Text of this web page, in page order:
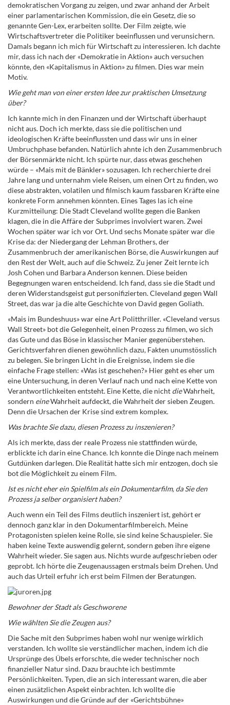
demokratischen Vorgang zu zeigen, und zwar anhand der Arbeit
einer parlamentarischen Kommission, die ein Gesetz, die so
genannte Gen-Lex, erarbeiten sollte. Der Film zeigte, wie
Wirtschaftsvertreter die Politiker beeinflussen und verunsichern.
Damals begann ich mich für Wirtschaft zu interessieren. Ich dachte
mir, dass ich nach der «Demokratie in Aktion» auch versuchen
könnte, den «Kapitalismus in Aktion» zu filmen. Dies war mein
Motiv.
Wie geht man von einer ersten Idee zur praktischen Umsetzung
über?
Ich kannte mich in den Finanzen und der Wirtschaft überhaupt
nicht aus. Doch ich merkte, dass sie die politischen und
ideologischen Kräfte beeinflussten und dass wir uns in einer
Umbruchphase befanden. Natürlich ahnte ich den Zusammenbruch
der Börsenmärkte nicht. Ich spürte nur, dass etwas geschehen
würde – «Mais mit de Bänkler» sozusagen. Ich recherchierte drei
Jahre lang und unternahm viele Reisen, um einen Ort zu finden, wo
diese abstrakten, volatilen und filmisch kaum fassbaren Kräfte eine
konkrete Form annehmen könnten. Eines Tages las ich eine
Kurzmitteilung: Die Stadt Cleveland wollte gegen die Banken
klagen, die in die Affäre der Subprimes involviert waren. Zwei
Wochen später war ich vor Ort. Und sechs Monate später war die
Krise da: der Niedergang der Lehman Brothers, der
Zusammenbruch der amerikanischen Börse, die Auswirkungen auf
den Rest der Welt, auch auf die Schweiz. Zu jener Zeit lernte ich
Josh Cohen und Barbara Anderson kennen. Diese beiden
Begegnungen waren entscheidend. Ich fand, dass sie die Stadt und
deren Widerstandsgeist gut personifizierten. Cleveland gegen Wall
Street, das war ja die alte Geschichte von David gegen Goliath.
«Mais im Bundeshuus» war eine Art Politthriller. «Cleveland versus
Wall Street» bot die Gelegenheit, einen Prozess zu filmen, wo sich
das Gute und das Böse in klassischer Manier gegenüberstehen.
Gerichtsverfahren dienen gewöhnlich dazu, Fakten unumstösslich
zu belegen. Sie bringen Licht in die Ereignisse, indem sie die
einfache Frage stellen: «Was ist geschehen?» Hier geht es eher um
eine Untersuchung, in deren Verlauf nach und nach eine Kette von
Verantwortlichkeiten entsteht. Eine Kette, die nicht dieWahrheit,
sondern eineWahrheit aufdeckt, die Wahrheit der sieben Zeugen.
Denn die Ursachen der Krise sind extrem komplex.
Was brachte Sie dazu, diesen Prozess zu inszenieren?
Als ich merkte, dass der reale Prozess nie stattfinden würde,
erblickte ich darin eine Chance. Ich konnte die Dinge nach meinem
Gutdünken darlegen. Die Realität hatte sich mir entzogen, doch sie
bot die Möglichkeit zu einem Film.
Ist es nicht eher ein Spielfilm als ein Dokumentarfilm, da Sie den
Prozess ja selber organisiert haben?
Auch wenn ein Teil des Films deutlich inszeniert ist, gehört er
dennoch ganz klar in den Dokumentarfilmbereich. Meine
Protagonisten spielen keine Rolle, sie sind keine Schauspieler. Sie
haben keine Texte auswendig gelernt, sondern geben ihre eigene
Wahrheit wieder. Sie sagen aus. Nichts wurde aufgeschrieben oder
geprobt. Ich hörte die Zeugenaussagen erstmals beim Drehen. Und
auch das Urteil erfuhr ich erst beim Filmen der Beratungen.
Bewohner der Stadt als Geschworene
Wie wählten Sie die Zeugen aus?
Die Sache mit den Subprimes haben wohl nur wenige wirklich
verstanden. Ich wollte sie verständlicher machen, indem ich die
Ursprünge des Übels erforschte, die weder technischer noch
finanzieller Natur sind. Dazu brauchte ich bestimmte
Persönlichkeiten. Typen, die an sich interessant waren, die aber
einen zusätzlichen Aspekt einbrachten. Ich wollte die
Auswirkungen und die Gründe auf der «Gerichtsbühne»